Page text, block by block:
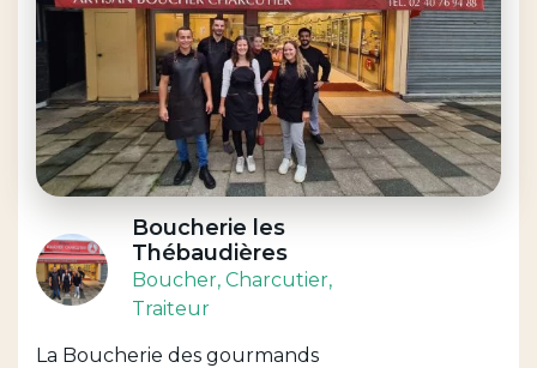
Boucherie les
Thébaudières
Boucher, Charcutier,
Traiteur
La Boucherie des gourmands